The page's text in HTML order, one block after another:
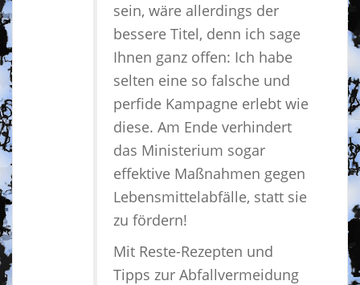
sein, wäre allerdings der
bessere Titel, denn ich sage
Ihnen ganz offen: Ich habe
selten eine so falsche und
perfide Kampagne erlebt wie
diese. Am Ende verhindert
das Ministerium sogar
effektive Maßnahmen gegen
Lebensmittelabfälle, statt sie
zu fördern!
Mit Reste-Rezepten und
Tipps zur Abfallvermeidung